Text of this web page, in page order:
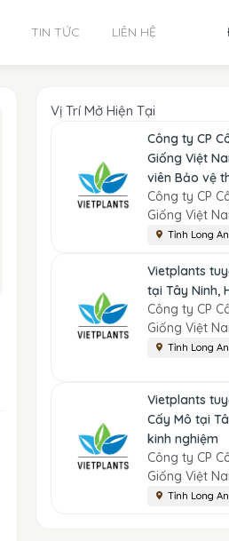
TIN TỨC LIÊN HỆ
Vị Trí Mở Hiện Tại
Công ty CP
Giống Việt
viên Bảo vệ
Công ty CP
Giống Việt
Tỉnh Long An
Vietplants
tại Tây Ninh,
Công ty CP
Giống Việt
Tỉnh Long An
Vietplants
Cấy Mô tại
kinh nghiệm
Công ty CP
Giống Việt
Tỉnh Long An